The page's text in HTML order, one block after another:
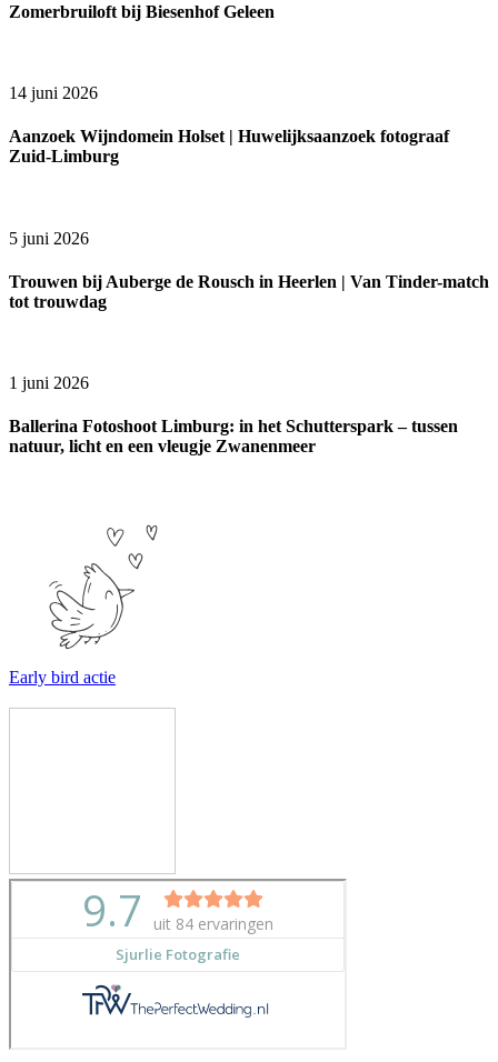
Zomerbruiloft bij Biesenhof Geleen
14 juni 2026
Aanzoek Wijndomein Holset | Huwelijksaanzoek fotograaf
Zuid-Limburg
5 juni 2026
Trouwen bij Auberge de Rousch in Heerlen | Van Tinder-match
tot trouwdag
1 juni 2026
Ballerina Fotoshoot Limburg: in het Schutterspark – tussen
natuur, licht en een vleugje Zwanenmeer
Early bird actie